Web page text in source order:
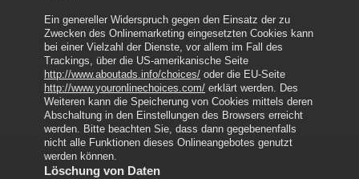
Ein genereller Widerspruch gegen den Einsatz der zu
Zwecken des Onlinemarketing eingesetzten Cookies kann
bei einer Vielzahl der Dienste, vor allem im Fall des
Trackings, über die US-amerikanische Seite
http://www.aboutads.info/choices/ oder die EU-Seite
http://www.youronlinechoices.com/ erklärt werden. Des
Weiteren kann die Speicherung von Cookies mittels deren
Abschaltung in den Einstellungen des Browsers erreicht
werden. Bitte beachten Sie, dass dann gegebenenfalls
nicht alle Funktionen dieses Onlineangebotes genutzt
werden können.
Löschung von Daten